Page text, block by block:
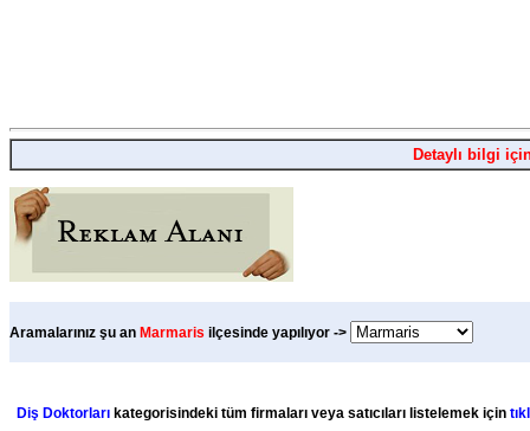
Detaylı bilgi
Aramalarınız şu an Marmaris ilçesinde yapılıyor ->
Diş Doktorları kategorisindeki tüm firmaları veya satıcıları listelemek için